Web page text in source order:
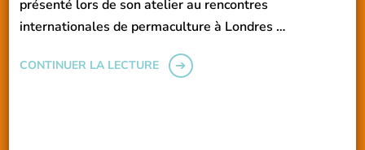
présenté lors de son atelier au rencontres
internationales de permaculture à Londres …
CONTINUER LA LECTURE